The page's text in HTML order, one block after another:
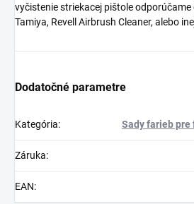
vyčistenie striekacej pištole
Tamiya, Revell Airbrush Cleaner, alebo
Dodatočné parametre
Kategória: Sady farieb pre
Záruka:
EAN: